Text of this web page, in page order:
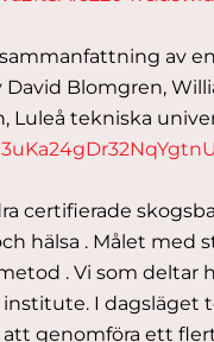
av
Blomgren,
Luleå tekniska
certifierade
hälsa . Målet
. Vi som deltar
I
genomföra ett